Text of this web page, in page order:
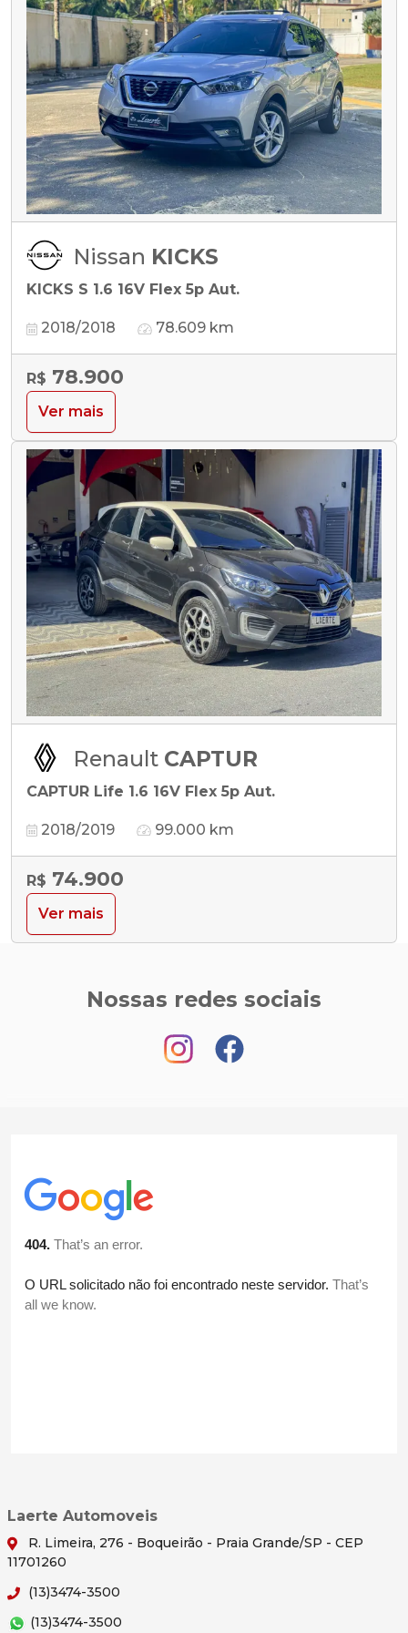
Nissan KICKS
KICKS S 1.6 16V Flex 5p Aut.
2018/2018 78.609 km
R$ 78.900
Ver mais
Renault CAPTUR
CAPTUR Life 1.6 16V Flex 5p Aut.
2018/2019 99.000 km
R$ 74.900
Ver mais
Nossas redes sociais
Laerte Automoveis
R. Limeira, 276 - Boqueirão - Praia Grande/SP - CEP
11701260
(13)3474-3500
(13)3474-3500